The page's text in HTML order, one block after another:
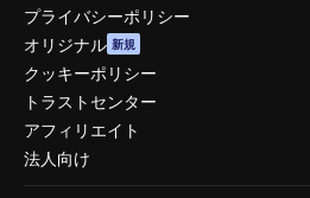
プライバシーポリシー
オリジナル 新規
クッキーポリシー
トラストセンター
アフィリエイト
法人向け